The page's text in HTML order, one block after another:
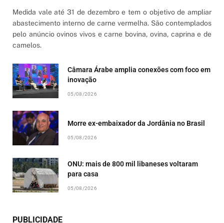
Medida vale até 31 de dezembro e tem o objetivo de ampliar
abastecimento interno de carne vermelha. São contemplados
pelo anúncio ovinos vivos e carne bovina, ovina, caprina e de
camelos.
Câmara Árabe amplia conexões com foco em
inovação
05/08/2026
Morre ex-embaixador da Jordânia no Brasil
05/08/2026
ONU: mais de 800 mil libaneses voltaram
para casa
05/08/2026
PUBLICIDADE